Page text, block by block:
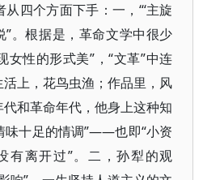
四个方面下手：一，“‘主旋
”。根据是，革命文学中很少
女性的形式美”，“文革”中连
上，花鸟虫渔；作品里，风
和革命年代，他身上这种知
味十足的情调”——也即“小资
有离开过”。二，孙犁的观